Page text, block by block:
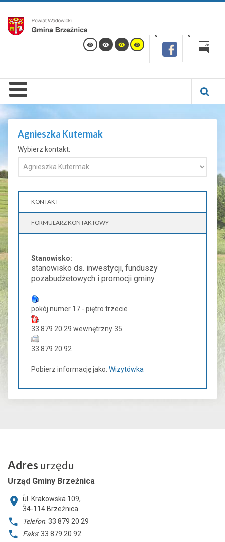
Agnieszka Kutermak
Wybierz kontakt:
KONTAKT
FORMULARZ KONTAKTOWY
Stanowisko:
stanowisko ds. inwestycji, funduszy
pozabudżetowych i promocji gminy
pokój numer 17 - piętro trzecie
33 879 20 29 wewnętrzny 35
33 879 20 92
Pobierz informację jako: Wizytówka
Adres urzędu
Urząd Gminy Brzeźnica
ul. Krakowska 109,
34-114 Brzeźnica
Telefon: 33 879 20 29
Faks: 33 879 20 92